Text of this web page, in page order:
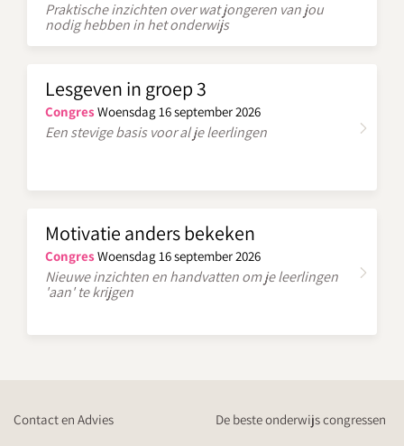
Praktische inzichten over wat jongeren van jou
nodig hebben in het onderwijs
Lesgeven in groep 3
Congres Woensdag 16 september 2026
Een stevige basis voor al je leerlingen
Motivatie anders bekeken
Congres Woensdag 16 september 2026
Nieuwe inzichten en handvatten om je leerlingen
'aan' te krijgen
Contact en Advies
De beste onderwijs congressen